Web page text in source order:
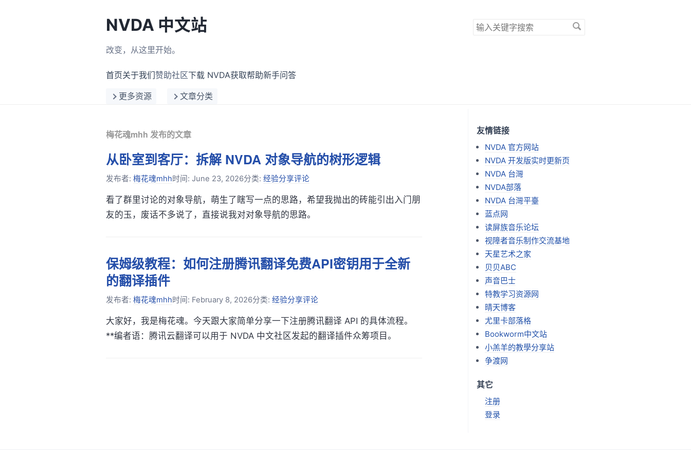
NVDA 中文站
改变，从这里开始。
搜
首页关于我们赞助社区下载 NVDA获取帮助新手问答
更多资源 文章分类
梅花魂mhh 发布的文章
从卧室到客厅：拆解 NVDA 对象导航的树形逻辑
发布者: 梅花魂mhh时间: June 23, 2026分类: 经验分享评论
看了群里讨论的对象导航，萌生了瞎写一点的思路，希望我抛出的砖能引出入门朋
友的玉，废话不多说了，直接说我对对象导航的思路。
保姆级教程：如何注册腾讯翻译免费API密钥用于全新
的翻译插件
发布者: 梅花魂mhh时间: February 8, 2026分类: 经验分享评论
大家好，我是梅花魂。今天跟大家简单分享一下注册腾讯翻译 API 的具体流程。
**编者语：腾讯云翻译可以用于 NVDA 中文社区发起的翻译插件众筹项目。
友情链接
NVDA 官方网站
NVDA 开发版实时更新页
NVDA 台灣
NVDA部落
NVDA 台灣平臺
蓝点网
读屏族音乐论坛
视障者音乐制作交流基地
天星艺术之家
贝贝ABC
声音巴士
特教学习资源网
晴天博客
尤里卡部落格
Bookworm中文站
小羔羊的教學分享站
争渡网
其它
注册
登录